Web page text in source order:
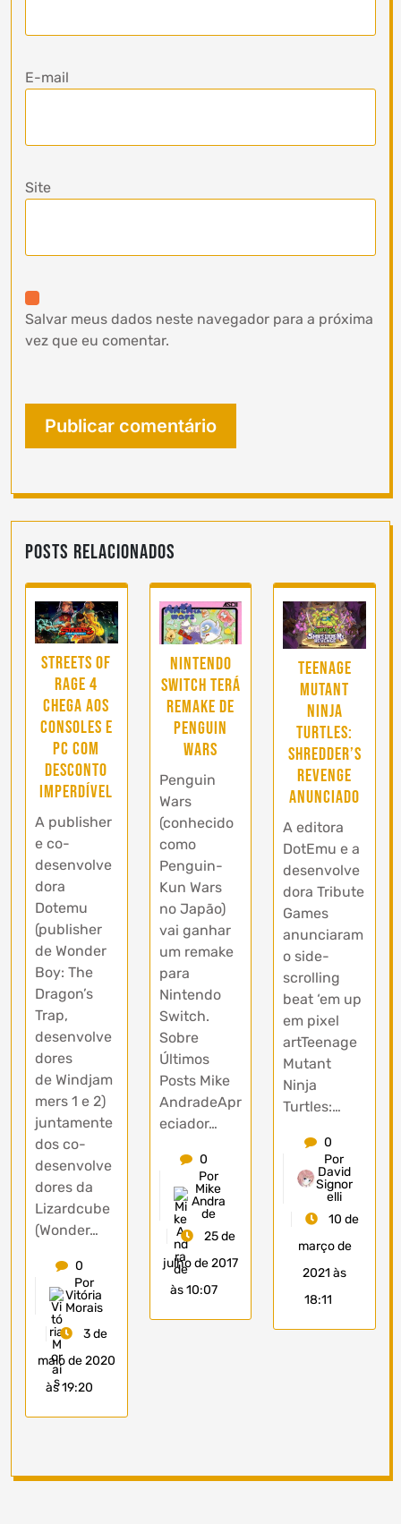
E-mail
Site
Salvar meus dados neste navegador para a próxima
vez que eu comentar.
Posts Relacionados
Streets of
Rage 4
chega aos
consoles e
PC com
desconto
imperdível
A publisher
e co-
desenvolve
dora
Dotemu
(publisher
de Wonder
Boy: The
Dragon’s
Trap,
desenvolve
dores
de Windjam
mers 1 e 2)
juntamente
dos co-
desenvolve
dores da
Lizardcube
(Wonder…
0
Por
Vitória
Morais
3 de
maio de 2020
às 19:20
Nintendo
Switch terá
remake de
Penguin
Wars
Penguin
Wars
(conhecido
como
Penguin-
Kun Wars
no Japão)
vai ganhar
um remake
para
Nintendo
Switch.
Sobre
Últimos
Posts Mike
AndradeApr
eciador…
0
Por
Mike
Andra
de
25 de
julho de 2017
às 10:07
Teenage
Mutant
Ninja
Turtles:
Shredder’s
Revenge
anunciado
A editora
DotEmu e a
desenvolve
dora Tribute
Games
anunciaram
o side-
scrolling
beat ‘em up
em pixel
artTeenage
Mutant
Ninja
Turtles:…
0
Por
David
Signor
elli
10 de
março de
2021 às
18:11